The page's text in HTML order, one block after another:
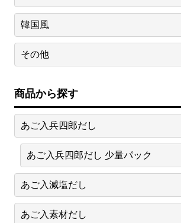
韓国風
その他
商品から探す
あご入兵四郎だし
あご入兵四郎だし 少量パック
あご入減塩だし
あご入素材だし